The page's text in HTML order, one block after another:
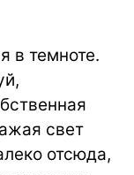
в темноте.
свет
отсюда,